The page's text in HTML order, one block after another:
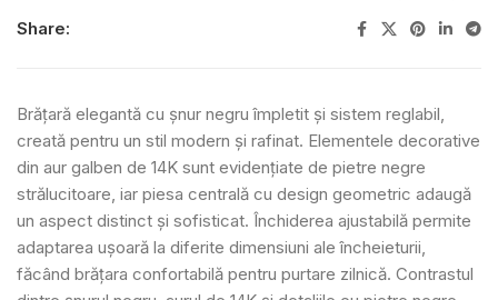
Share:
Brățară elegantă cu șnur negru împletit și sistem reglabil,
creată pentru un stil modern și rafinat. Elementele decorative
din aur galben de 14K sunt evidențiate de pietre negre
strălucitoare, iar piesa centrală cu design geometric adaugă
un aspect distinct și sofisticat. Închiderea ajustabilă permite
adaptarea ușoară la diferite dimensiuni ale încheieturii,
făcând brățara confortabilă pentru purtare zilnică. Contrastul